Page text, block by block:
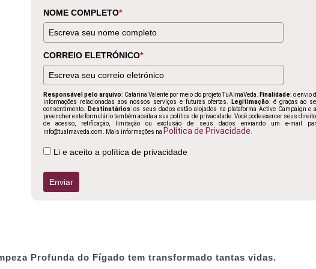
NOME COMPLETO*
CORREIO ELETRÓNICO*
Responsável pelo arquivo: Catarina Valente por meio do projeto TuAlmaVeda. Finalidade: o envio
informações relacionadas aos nossos serviços e futuras ofertas.
Legitimação: é graças ao
consentimento.
Destinatários: os seus dados estão alojados na plataforma Active Campaign e
preencher este formulário também aceita a sua política de privacidade. Você pode exercer seus
de acesso, retificação, limitação ou exclusão de seus dados enviando um e-mail
info@tualmaveda.com. Mais informações na Política de Privacidade.
Li e aceito a política de privacidade
Enviar
Profunda do Fígado tem transformado tantas vidas.